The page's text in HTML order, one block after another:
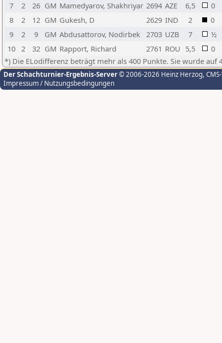
7
2 26 GM Mamedyarov, Shakhriyar 2694 AZE 6,5 0
8
2 12 GM Gukesh, D 2629 IND 2 0
9
2 9 GM Abdusattorov, Nodirbek 2703 UZB 7 ½
10
2 32 GM Rapport, Richard 2761 ROU 5,5 0
*) Die ELodifferenz beträgt mehr als 400 Punkte. Sie wurde auf
Der Schachturnier-Ergebnis-Server© 2006-2026 Heinz Herzog,
Impressum / Nutzungsbedingungen